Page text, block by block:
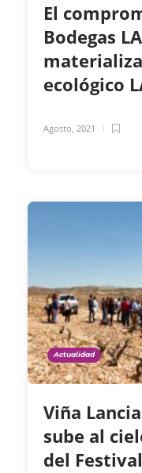
El
Bodegas
ecológico
Agosto, 2021
Actualidad
Viña
sube al
del